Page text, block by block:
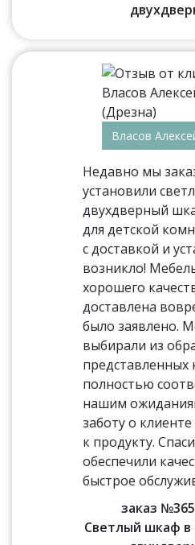
Власов
Недавно мы
установили
двухдверный
для детской
с доставкой и
возникло!
хорошего
доставлена
было заявлено.
выбирали из
представленных
полностью
нашим
заботу о
к продукту.
обеспечили
быстрое
заказ
Светлый шкаф